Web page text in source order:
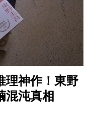
理神作！東野
混沌真相